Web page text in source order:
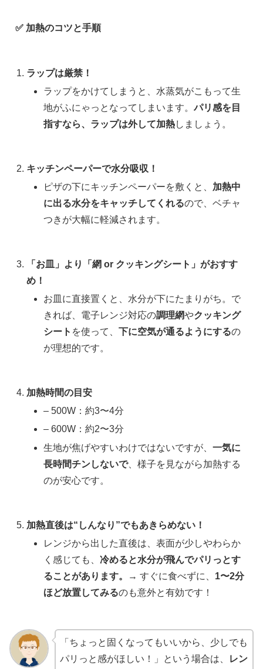
✅ 加熱のコツと手順
ラップは厳禁！
ラップをかけてしまうと、水蒸気がこもって生
地がふにゃっとなってしまいます。パリ感を目
指すなら、ラップは外して加熱しましょう。
キッチンペーパーで水分吸収！
ピザの下にキッチンペーパーを敷くと、 加熱中
に出る水分をキャッチしてくれるので、ベチャ
つきが大幅に軽減されます。
「お皿」より「網 or クッキングシート」がおすす
め！
お皿に直接置くと、水分が下にたまりがち。で
きれば、電子レンジ対応の調理網やクッキング
シート を使って、下に空気が通るようにするの
が理想的です。
加熱時間の目安
– 500W：約3〜4分
– 600W：約2〜3分
生地が焦げやすいわけではないですが、一気に
長時間チンしないで、様子を見ながら加熱する
のが安心です。
加熱直後は“しんなり”でもあきらめない！
レンジから出した直後は、表面が少しやわらか
く感じても、冷めると水分が飛んでパリっとす
ることがあります。
→ すぐに食べずに、 1〜2分
ほど放置してみるのも意外と有効です！
「ちょっと固くなってもいいから、少しでも
パリっと感がほしい！」という場合は、
レン